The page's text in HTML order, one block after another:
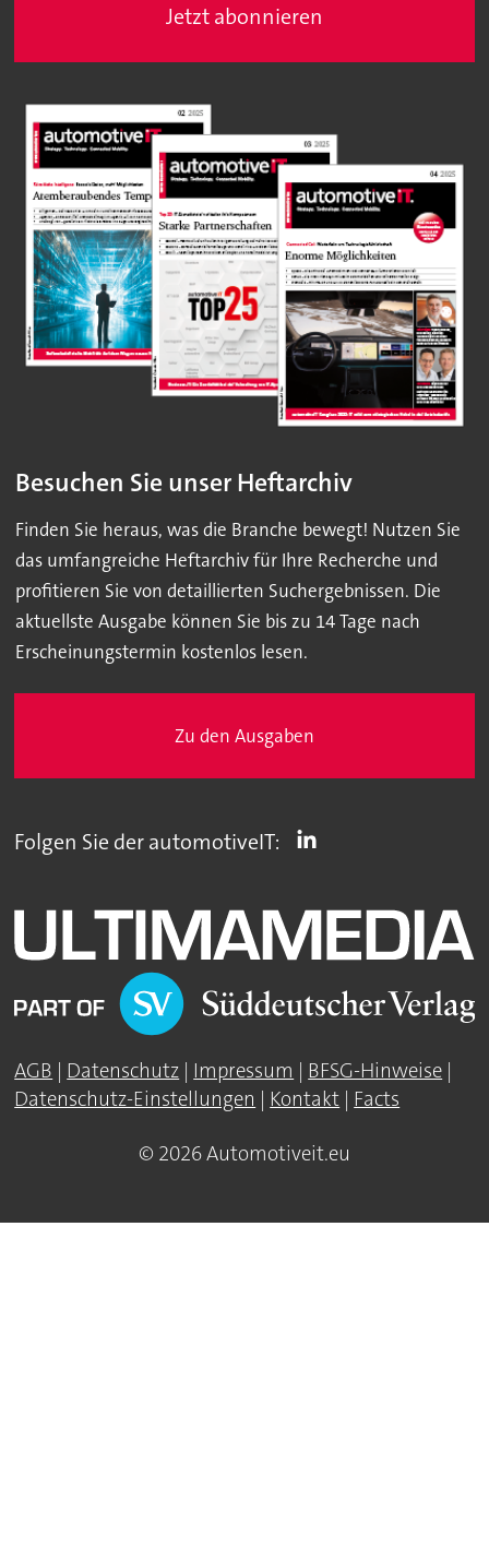
Jetzt abonnieren
Besuchen Sie unser Heftarchiv
Finden Sie heraus, was die Branche bewegt! Nutzen Sie
das umfangreiche Heftarchiv für Ihre Recherche und
profitieren Sie von detaillierten Suchergebnissen. Die
aktuellste Ausgabe können Sie bis zu 14 Tage nach
Erscheinungstermin kostenlos lesen.
Zu den Ausgaben
Folgen Sie der automotiveIT:
AGB | Datenschutz | Impressum | BFSG-Hinweise |
Datenschutz-Einstellungen | Kontakt | Facts
© 2026 Automotiveit.eu